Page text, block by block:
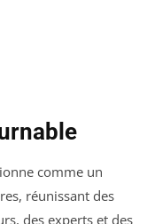
comme un
réunissant des
des experts et des